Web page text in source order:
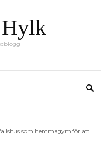
Hylk
som hemmagym för att